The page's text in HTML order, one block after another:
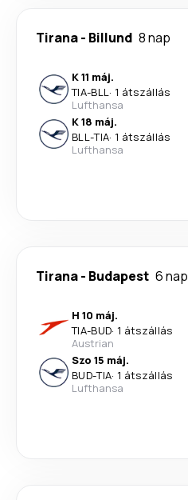
Tirana- Billund 8 nap
K 11 máj.
TIA-BLL· 1 átszállás
Lufthansa
K 18 máj.
BLL-TIA· 1 átszállás
Lufthansa
Tirana- Budapest 6 nap
H 10 máj.
TIA-BUD· 1 átszállás
Austrian
Szo 15 máj.
BUD-TIA· 1 átszállás
Lufthansa